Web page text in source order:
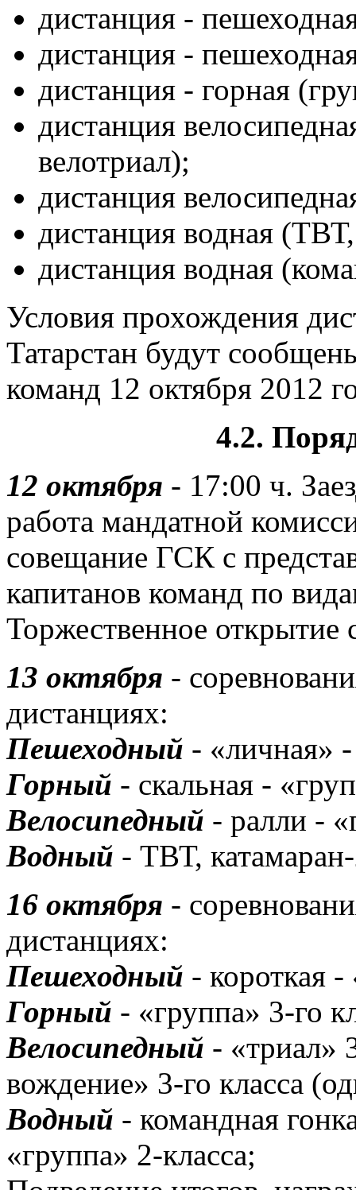
дистанция -
дистанция -
дистанция - горная
дистанция
велотриал);
дистанция
дистанция водная
дистанция водная
Условия прохождения
Татарстан будут
команд 12 октября 2012
4.2.
12 октября - 17:00 ч.
работа мандатной
совещание ГСК с
капитанов команд по
Торжественное открытие
13 октября -
дистанциях:
Пешеходный - «личная»
Горный - скальная -
Велосипедный - ралли -
Водный - ТВТ,
16 октября -
дистанциях:
Пешеходный - короткая -
Горный - «группа» 3-го
Велосипедный - «триал»
вождение» 3-го класса
Водный - командная
«группа» 2-класса;